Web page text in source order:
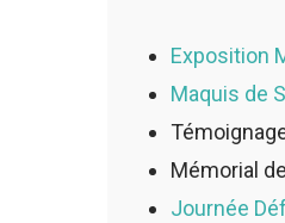
Exposition
Maquis de
Mémorial
Journée